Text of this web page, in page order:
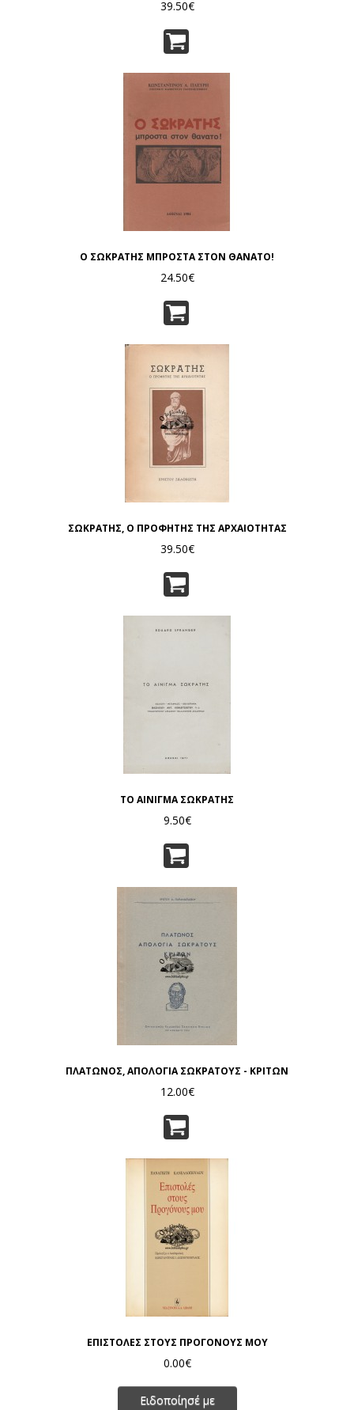
39.50€
Ο ΣΩΚΡΑΤΗΣ ΜΠΡΟΣΤΑ ΣΤΟΝ ΘΑΝΑΤΟ!
24.50€
ΣΩΚΡΑΤΗΣ, Ο ΠΡΟΦΗΤΗΣ ΤΗΣ ΑΡΧΑΙΟΤΗΤΑΣ
39.50€
ΤΟ ΑΙΝΙΓΜΑ ΣΩΚΡΑΤΗΣ
9.50€
ΠΛΑΤΩΝΟΣ, ΑΠΟΛΟΓΙΑ ΣΩΚΡΑΤΟΥΣ - ΚΡΙΤΩΝ
12.00€
ΕΠΙΣΤΟΛΕΣ ΣΤΟΥΣ ΠΡΟΓΟΝΟΥΣ ΜΟΥ
0.00€
Ειδοποίησέ με